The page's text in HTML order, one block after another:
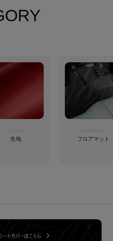
生地 フロアマット